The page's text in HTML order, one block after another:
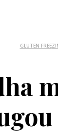
GLUTEN FREE